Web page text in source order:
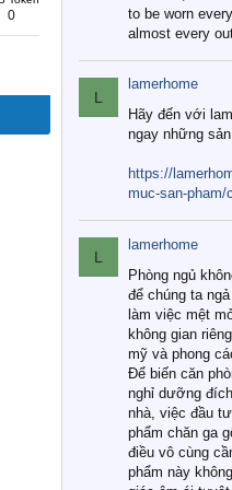
0
to be worn
almost every
L
lamerhome
Hãy đến với
ngay những
https://
muc-san-pham/
L
lamerhome
Phòng ngủ
để chúng ta
làm việc mệt
không gian
mỹ và phong
Để biến căn
nghỉ dưỡng
nhà, việc đầu
phẩm chăn ga
điều vô cùng
phẩm này